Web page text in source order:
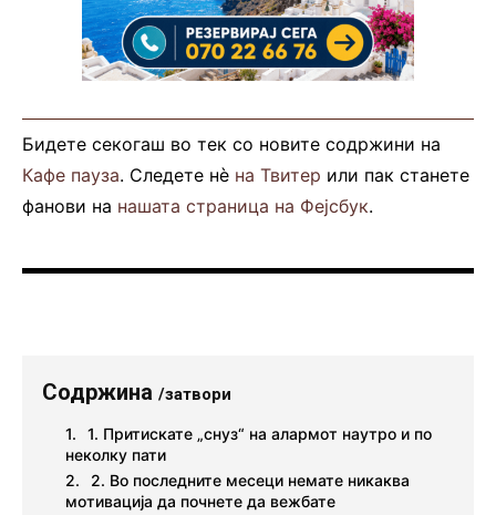
Бидете секогаш во тек со новите содржини на
Кафе пауза. Следете нè на Твитер или пак станете
фанови на нашата страница на Фејсбук.
Содржина /затвори
1. Притискате „снуз“ на алармот наутро и по
неколку пати
2. Во последните месеци немате никаква
мотивација да почнете да вежбате